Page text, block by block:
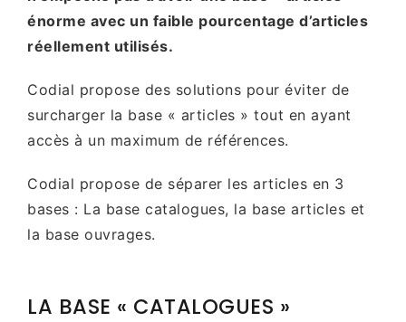
énorme avec un faible pourcentage d’articles
réellement utilisés.
Codial propose des solutions pour éviter de
surcharger la base « articles » tout en ayant
accès à un maximum de références.
Codial propose de séparer les articles en 3
bases : La base catalogues, la base articles et
la base ouvrages.
LA BASE « CATALOGUES »